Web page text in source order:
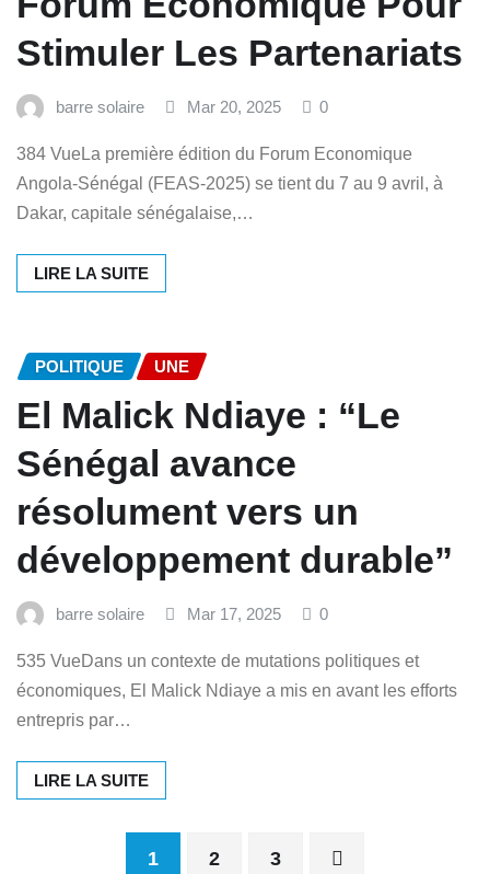
Stimuler Les Partenariats
barre solaire Mar 20, 2025 0
384 VueLa première édition du Forum Economique
Angola-Sénégal (FEAS-2025) se tient du 7 au 9 avril, à
Dakar, capitale sénégalaise,…
LIRE LA SUITE
POLITIQUE UNE
El Malick Ndiaye : “Le
Sénégal avance
résolument vers un
développement durable”
barre solaire Mar 17, 2025 0
535 VueDans un contexte de mutations politiques et
économiques, El Malick Ndiaye a mis en avant les efforts
entrepris par…
LIRE LA SUITE
1 2 3